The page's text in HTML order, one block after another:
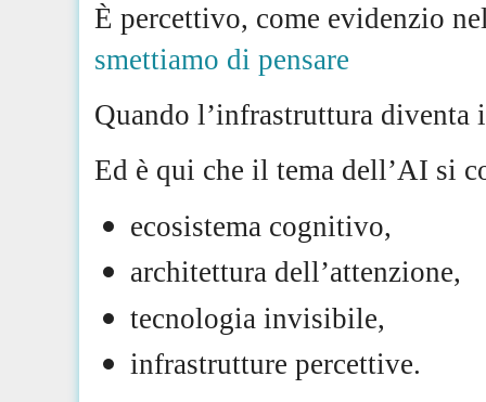
È percettivo, come evidenzio
smettiamo di pensare
Quando l’infrastruttura
Ed è qui che il tema dell’AI si
ecosistema cognitivo,
architettura dell’attenzione,
tecnologia invisibile,
infrastrutture percettive.